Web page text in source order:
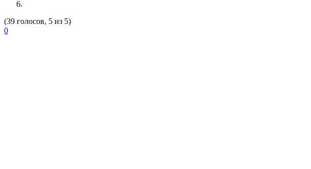
(39 голосов, 5 из 5)
0